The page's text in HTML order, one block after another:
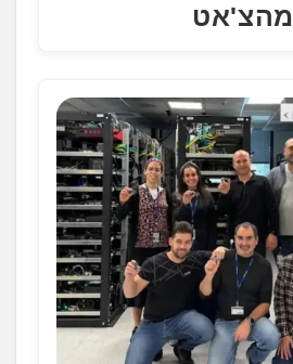
מהצ'אט